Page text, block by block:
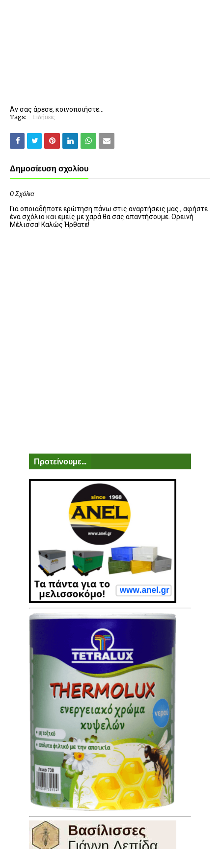
Αν σας άρεσε, κοινοποιήστε...
Tags: Ειδήσεις
Δημοσίευση σχολίου
0 Σχόλια
Για οποιαδήποτε ερώτηση πάνω στις αναρτήσεις μας , αφήστε
ένα σχόλιο και εμείς με χαρά θα σας απαντήσουμε. Ορεινή
Μέλισσα! Καλώς Ήρθατε!
Προτείνουμε...